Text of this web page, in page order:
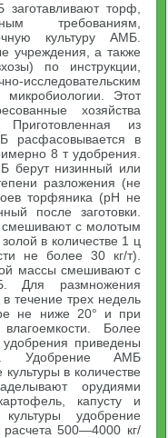
торф,
требованиям,
культуру АМБ.
учреждения, а также
по инструкции,
исследовательским
микробиологии. Этот
хозяйства
Приготовленная из
расфасовывается в
8 т удобрения.
берут низинный или
разложения (не
торфяника (pH не
после заготовки.
смешивают с молотым
в количестве 1 ц
не более 30 кг/т).
массы смешивают с
Для размножения
течение трех недель
не ниже 20° и при
Более
приведены
Удобрение АМБ
в количестве
орудиями
капусту и
удобрение
расчета 500—4000 кг/